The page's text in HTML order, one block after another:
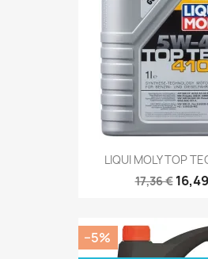
LIQUI MOLY TOP
17,36 €
−5%